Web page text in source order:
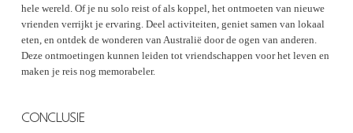
hele wereld. Of je nu solo reist of als koppel, het ontmoeten van nieuwe
vrienden verrijkt je ervaring. Deel activiteiten, geniet samen van lokaal
eten, en ontdek de wonderen van Australië door de ogen van anderen.
Deze ontmoetingen kunnen leiden tot vriendschappen voor het leven en
maken je reis nog memorabeler.
CONCLUSIE